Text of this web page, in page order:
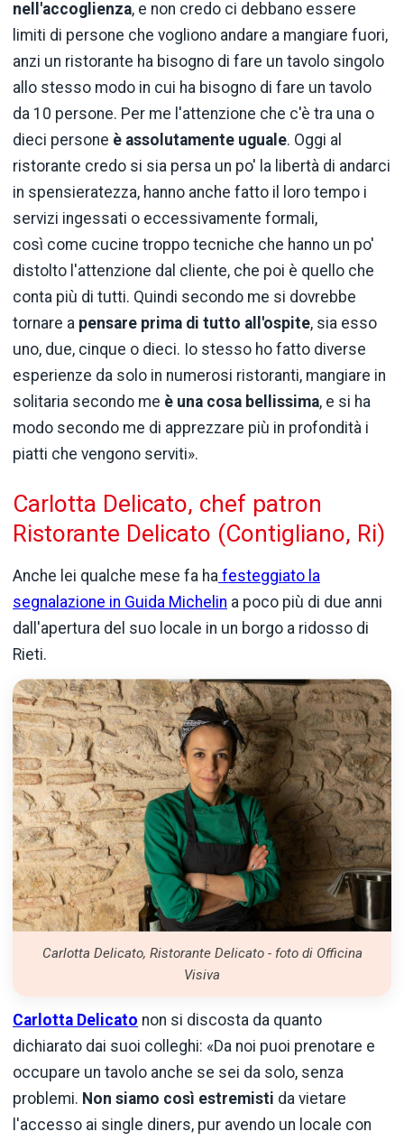
nell'accoglienza, e non credo ci debbano essere
limiti di persone che vogliono andare a mangiare fuori,
anzi un ristorante ha bisogno di fare un tavolo singolo
allo stesso modo in cui ha bisogno di fare un tavolo
da 10 persone. Per me l'attenzione che c'è tra una o
dieci persone è assolutamente uguale. Oggi al
ristorante credo si sia persa un po' la libertà di andarci
in spensieratezza, hanno anche fatto il loro tempo i
servizi ingessati o eccessivamente formali,
così come cucine troppo tecniche che hanno un po'
distolto l'attenzione dal cliente, che poi è quello che
conta più di tutti. Quindi secondo me si dovrebbe
tornare a pensare prima di tutto all'ospite, sia esso
uno, due, cinque o dieci. Io stesso ho fatto diverse
esperienze da solo in numerosi ristoranti, mangiare in
solitaria secondo me è una cosa bellissima, e si ha
modo secondo me di apprezzare più in profondità i
piatti che vengono serviti».
Carlotta Delicato, chef patron
Ristorante Delicato (Contigliano, Ri)
Anche lei qualche mese fa ha festeggiato la
segnalazione in Guida Michelin a poco più di due anni
dall'apertura del suo locale in un borgo a ridosso di
Rieti.
Carlotta Delicato, Ristorante Delicato - foto di Officina
Visiva
Carlotta Delicato non si discosta da quanto
dichiarato dai suoi colleghi: «Da noi puoi prenotare e
occupare un tavolo anche se sei da solo, senza
problemi. Non siamo così estremisti da vietare
l'accesso ai single diners, pur avendo un locale con